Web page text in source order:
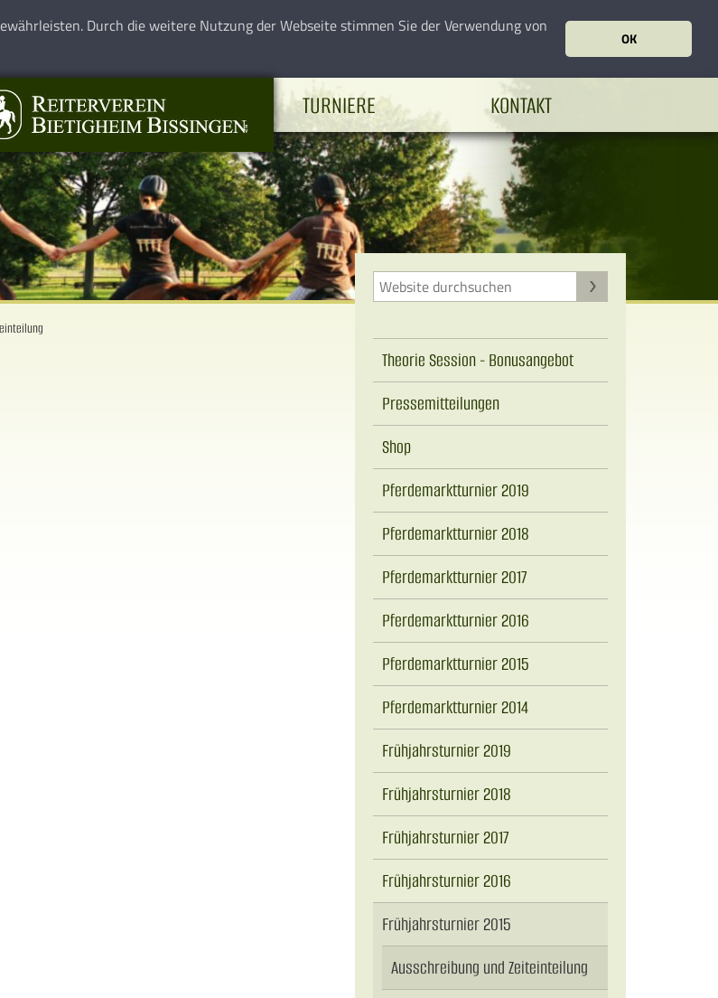
Durch die weitere Nutzung der Webseite stimmen Sie der Verwendung von
OK
TURNIERE KONTAKT
Theorie Session - Bonusangebot
Pressemitteilungen
Shop
Pferdemarktturnier 2019
Pferdemarktturnier 2018
Pferdemarktturnier 2017
Pferdemarktturnier 2016
Pferdemarktturnier 2015
Pferdemarktturnier 2014
Frühjahrsturnier 2019
Frühjahrsturnier 2018
Frühjahrsturnier 2017
Frühjahrsturnier 2016
Frühjahrsturnier 2015
Ausschreibung und Zeiteinteilung